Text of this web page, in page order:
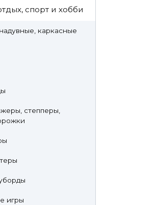
спорт и хобби
каркасные
степперы,
игры